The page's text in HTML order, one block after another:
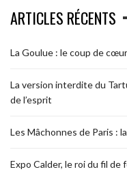
ARTICLES RÉCENTS
La Goulue : le coup de
La version interdite du
de l’esprit
Les Mâchonnes de Paris :
Expo Calder, le roi du fil de